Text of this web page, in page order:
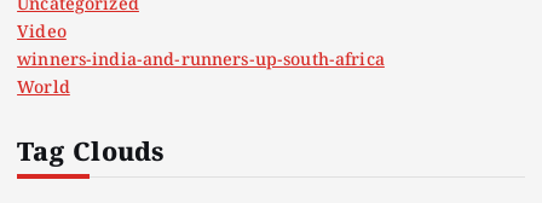
Uncategorized
Video
winners-india-and-runners-up-south-africa
World
Tag Clouds